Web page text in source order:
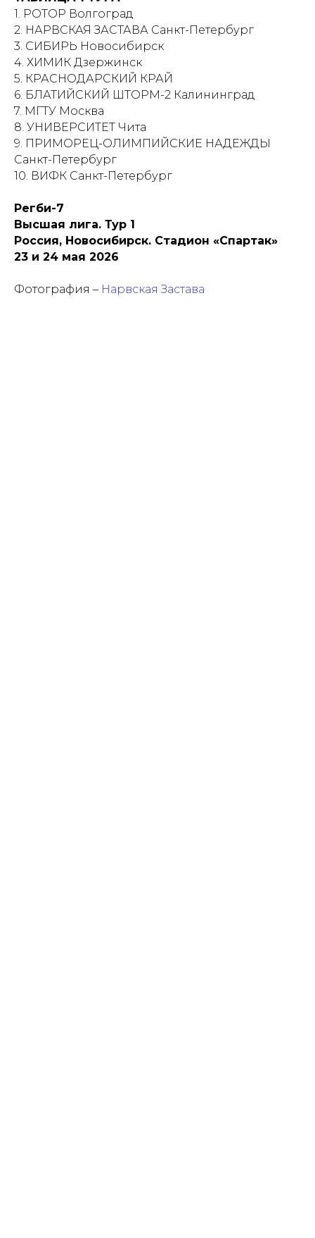
1. РОТОР Волгоград
2. НАРВСКАЯ ЗАСТАВА Санкт-Петербург
3. СИБИРЬ Новосибирск
4. ХИМИК Дзержинск
5. КРАСНОДАРСКИЙ КРАЙ
6. БЛАТИЙСКИЙ ШТОРМ-2 Калининград
7. МГТУ Москва
8. УНИВЕРСИТЕТ Чита
9. ПРИМОРЕЦ-ОЛИМПИЙСКИЕ НАДЕЖДЫ
Санкт-Петербург
10. ВИФК Санкт-Петербург
Регби-7
Высшая лига. Тур 1
Россия, Новосибирск. Стадион «Спартак»
23 и 24 мая 2026
Фотография – Нарвская Застава